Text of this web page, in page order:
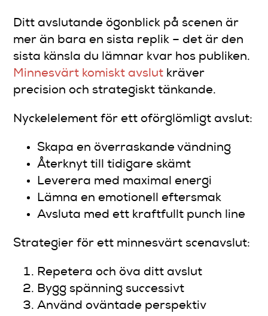
Ditt avslutande ögonblick på scenen är
mer än bara en sista replik – det är den
sista känsla du lämnar kvar hos publiken.
Minnesvärt komiskt avslut kräver
precision och strategiskt tänkande.
Nyckelelement för ett oförglömligt avslut:
Skapa en överraskande vändning
Återknyt till tidigare skämt
Leverera med maximal energi
Lämna en emotionell eftersmak
Avsluta med ett kraftfullt punch line
Strategier för ett minnesvärt scenavslut:
Repetera och öva ditt avslut
Bygg spänning successivt
Använd oväntade perspektiv